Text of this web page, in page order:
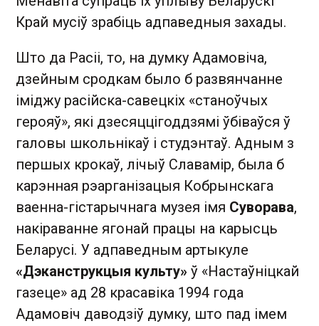
Край мусіў зрабіць адпаведныя захады.
Што да Расіі, то, на думку Адамовіча,
дзейным сродкам было б развянчанне
іміджу расійска-савецкіх «станоўчых
герояў», які дзесяццігоддзямі ўбіваўся ў
галовы школьнікаў і студэнтаў. Адным з
першых крокаў, лічыў Славамір, была б
карэнная рэарганізацыя Кобрынскага
ваенна-гістарычнага музея імя Суворава,
накіраванне ягонай працы на карысць
Беларусі. У адпаведным артыкуле
«Дэканструкцыя культу» ў «Настаўніцкай
газеце» ад 28 красавіка 1994 года
Адамовіч даводзіў думку, што пад імем